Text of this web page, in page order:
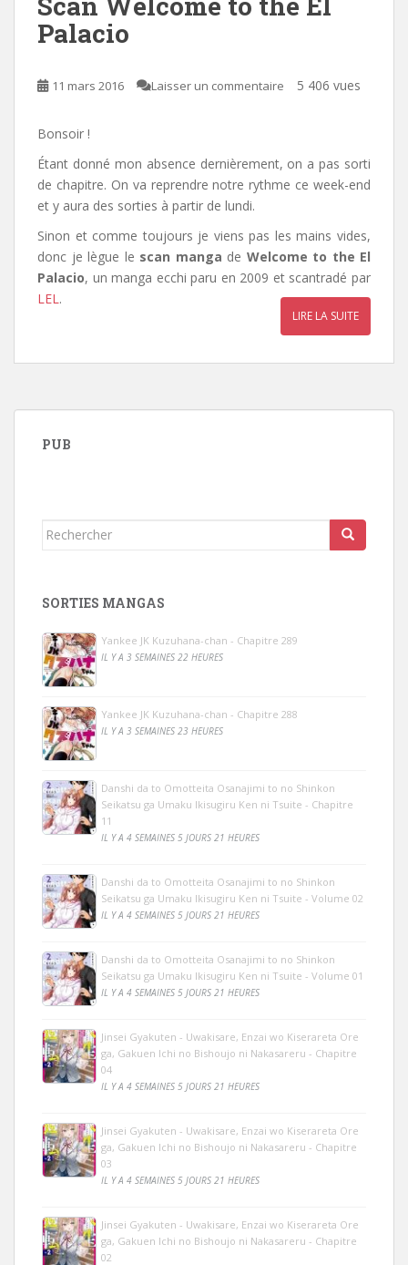
Palacio
11 mars 2016 Laisser un commentaire 5 406 vues
Bonsoir !
Étant donné mon absence dernièrement, on a pas sorti
de chapitre. On va reprendre notre rythme ce week-end
et y aura des sorties à partir de lundi.
Sinon et comme toujours je viens pas les mains vides,
donc je lègue le scan manga de Welcome to the El
Palacio, un manga ecchi paru en 2009 et scantradé par
LEL .
LIRE LA SUITE
PUB
Rechercher...
SORTIES MANGAS
Yankee JK Kuzuhana-chan - Chapitre 289
IL Y A 3 SEMAINES 22 HEURES
Yankee JK Kuzuhana-chan - Chapitre 288
IL Y A 3 SEMAINES 23 HEURES
Danshi da to Omotteita Osanajimi to no Shinkon
Seikatsu ga Umaku Ikisugiru Ken ni Tsuite - Chapitre
11
IL Y A 4 SEMAINES 5 JOURS 21 HEURES
Danshi da to Omotteita Osanajimi to no Shinkon
Seikatsu ga Umaku Ikisugiru Ken ni Tsuite - Volume 02
IL Y A 4 SEMAINES 5 JOURS 21 HEURES
Danshi da to Omotteita Osanajimi to no Shinkon
Seikatsu ga Umaku Ikisugiru Ken ni Tsuite - Volume 01
IL Y A 4 SEMAINES 5 JOURS 21 HEURES
Jinsei Gyakuten - Uwakisare, Enzai wo Kiserareta Ore
ga, Gakuen Ichi no Bishoujo ni Nakasareru - Chapitre
04
IL Y A 4 SEMAINES 5 JOURS 21 HEURES
Jinsei Gyakuten - Uwakisare, Enzai wo Kiserareta Ore
ga, Gakuen Ichi no Bishoujo ni Nakasareru - Chapitre
03
IL Y A 4 SEMAINES 5 JOURS 21 HEURES
Jinsei Gyakuten - Uwakisare, Enzai wo Kiserareta Ore
ga, Gakuen Ichi no Bishoujo ni Nakasareru - Chapitre
02